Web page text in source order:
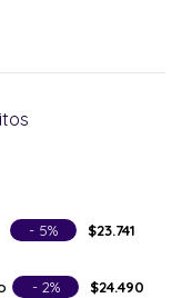
- 5% $23.741
- 2% $24.490